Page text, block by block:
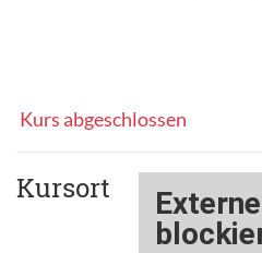
Kurs abgeschlossen
Kursort